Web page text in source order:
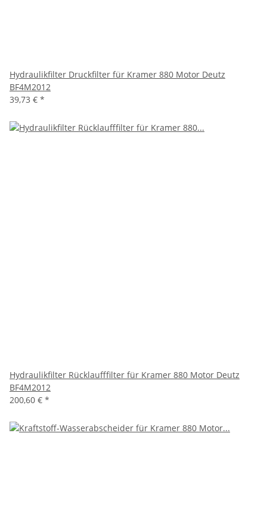
Hydraulikfilter Druckfilter für Kramer 880 Motor Deutz
BF4M2012
39,73 € *
Hydraulikfilter Rücklaufffilter für Kramer 880 Motor Deutz
BF4M2012
200,60 € *